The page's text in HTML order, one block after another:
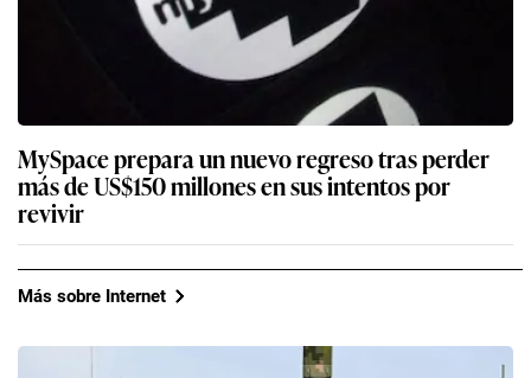
MySpace prepara un nuevo regreso tras perder
más de US$150 millones en sus intentos por
revivir
Más sobre Internet